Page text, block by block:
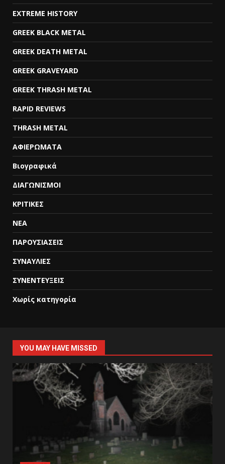
EXTREME HISTORY
GREEK BLACK METAL
GREEK DEATH METAL
GREEK GRAVEYARD
GREEK THRASH METAL
RAPID REVIEWS
THRASH METAL
ΑΦΙΕΡΩΜΑΤΑ
Βιογραφικά
ΔΙΑΓΩΝΙΣΜΟΙ
ΚΡΙΤΙΚΕΣ
ΝΕΑ
ΠΑΡΟΥΣΙΑΣΕΙΣ
ΣΥΝΑΥΛΙΕΣ
ΣΥΝΕΝΤΕΥΞΕΙΣ
Χωρίς κατηγορία
YOU MAY HAVE MISSED